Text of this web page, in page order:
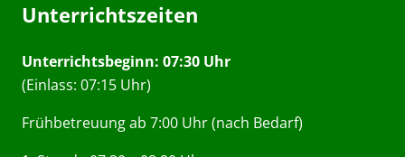
Unterrichtszeiten
Unterrichtsbeginn: 07:30 Uhr
(Einlass: 07:15 Uhr)
Frühbetreuung ab 7:00 Uhr (nach Bedarf)